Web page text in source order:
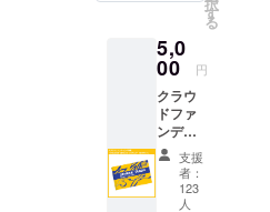
輝きを放つ
地域へ貢献
していく意
味も含みま
ザイン
す
る
5,0
00 円
クラウ
ドファ
ンディ
ング限
定
「STAN
DIN'
支援
者：
123
人